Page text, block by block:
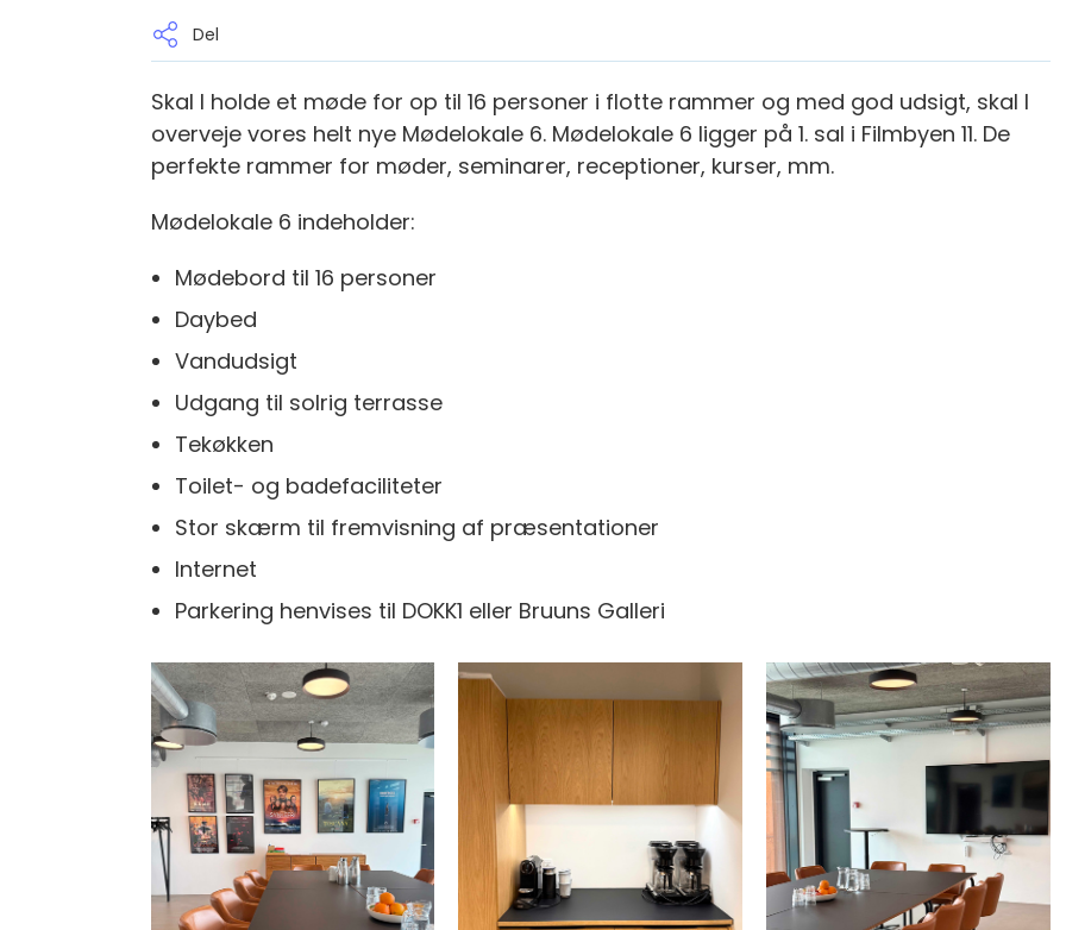
Del
Skal I holde et møde for op til 16 personer i flotte rammer og med god udsigt, skal I
overveje vores helt nye Mødelokale 6. Mødelokale 6 ligger på 1. sal i Filmbyen 11. De
perfekte rammer for møder, seminarer, receptioner, kurser, mm.
Mødelokale 6 indeholder:
Mødebord til 16 personer
Daybed
Vandudsigt
Udgang til solrig terrasse
Tekøkken
Toilet- og badefaciliteter
Stor skærm til fremvisning af præsentationer
Internet
Parkering henvises til DOKK1 eller Bruuns Galleri